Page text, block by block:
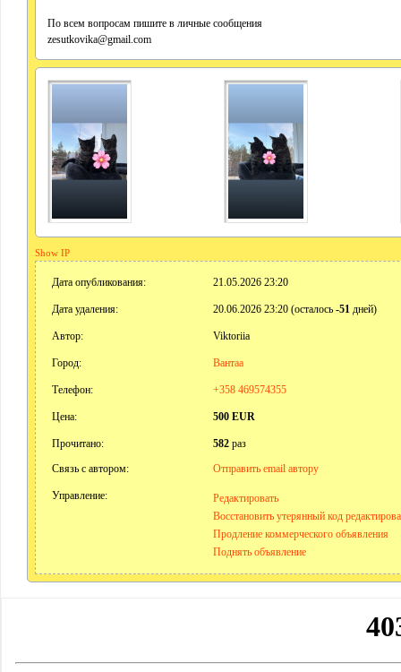
По всем вопросам пишите в личные сообщения
zesutkovika@gmail.com
Show IP
Дата опубликования: 21.05.2026 23:20
Дата удаления: 20.06.2026 23:20 (осталось -51дней)
Автор: Viktoriia
Город: Вантаа
Телефон: +358 469574355
Цена: 500 EUR
Прочитано: 582раз
Связь с автором:
Отправить email автору
Управление:
Редактировать
Восстановить утерянный код
Продление коммерческого объявления
Поднять объявление